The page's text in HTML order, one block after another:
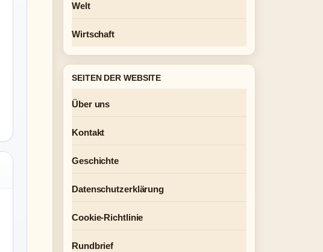
Welt
Wirtschaft
SEITEN DER WEBSITE
Über uns
Kontakt
Geschichte
Datenschutzerklärung
Cookie-Richtlinie
Rundbrief